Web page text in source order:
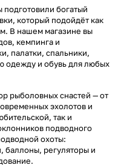
богатый
который подойдёт как
В нашем магазине вы
кемпинга и
палатки, спальники,
одежду и обувь для любых
рыболовных снастей — от
эхолотов и
так и
подводного
охоты:
баллоны, регуляторы и